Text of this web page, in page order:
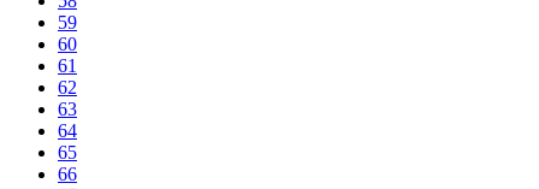
59
60
61
62
63
64
65
66